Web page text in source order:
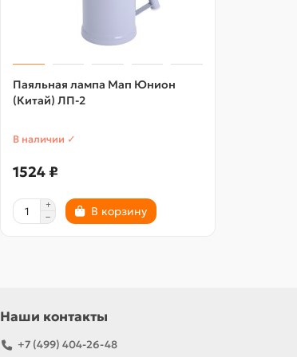
Паяльная лампа Мап Юнион
(Китай) ЛП-2
В наличии ✓
1524 ₽
В корзину
Наши контакты
+7 (499) 404-26-48